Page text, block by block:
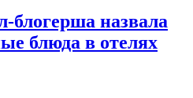
блогерша назвала
блюда в отелях